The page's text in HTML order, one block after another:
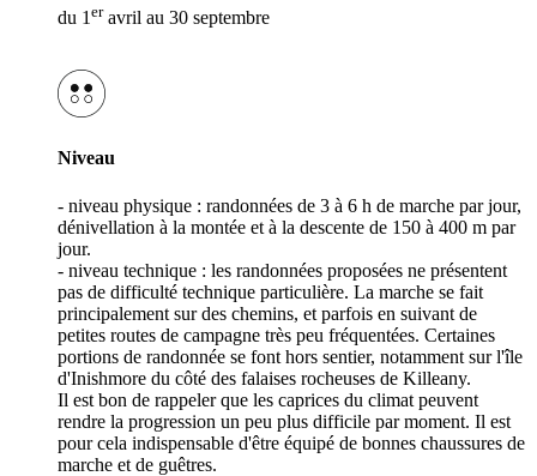
du 1 eravril au 30 septembre
Niveau
- niveau physique : randonnées de 3 à 6 h de marche par jour,
dénivellation à la montée et à la descente de 150 à 400 m par
jour.
- niveau technique : les randonnées proposées ne présentent
pas de difficulté technique particulière. La marche se fait
principalement sur des chemins, et parfois en suivant de
petites routes de campagne très peu fréquentées. Certaines
portions de randonnée se font hors sentier, notamment sur l'île
d'Inishmore du côté des falaises rocheuses de Killeany.
Il est bon de rappeler que les caprices du climat peuvent
rendre la progression un peu plus difficile par moment. Il est
pour cela indispensable d'être équipé de bonnes chaussures de
marche et de guêtres.